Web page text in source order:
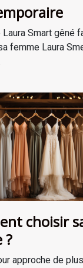
Laura Smart gêné
femme Laura
choisir
?
approche de